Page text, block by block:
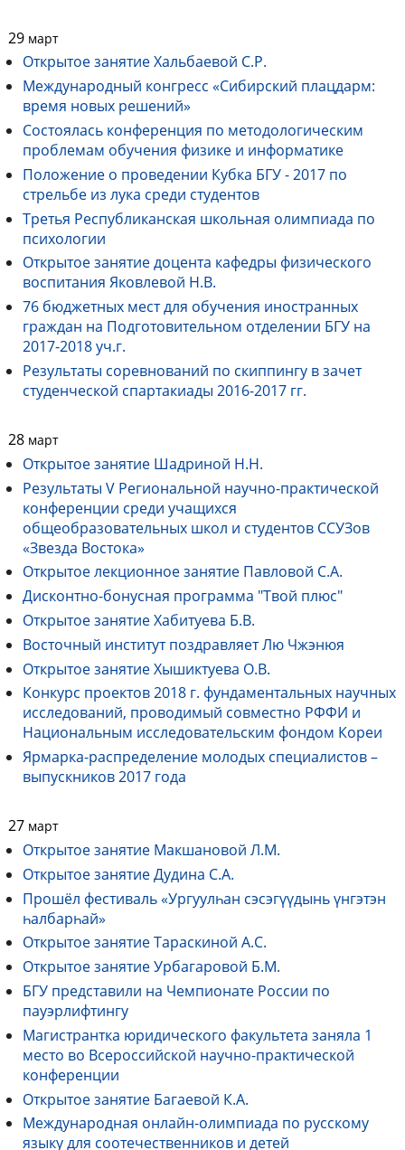
29 март
Открытое занятие Хальбаевой С.Р.
Международный конгресс «Сибирский плацдарм:
время новых решений»
Состоялась конференция по методологическим
проблемам обучения физике и информатике
Положение о проведении Кубка БГУ - 2017 по
стрельбе из лука среди студентов
Третья Республиканская школьная олимпиада по
психологии
Открытое занятие доцента кафедры физического
воспитания Яковлевой Н.В.
76 бюджетных мест для обучения иностранных
граждан на Подготовительном отделении БГУ на
2017-2018 уч.г.
Результаты соревнований по скиппингу в зачет
студенческой спартакиады 2016-2017 гг.
28 март
Открытое занятие Шадриной Н.Н.
Результаты V Региональной научно-практической
конференции среди учащихся
общеобразовательных школ и студентов ССУЗов
«Звезда Востока»
Открытое лекционное занятие Павловой С.А.
Дисконтно-бонусная программа "Твой плюс"
Открытое занятие Хабитуева Б.В.
Восточный институт поздравляет Лю Чжэнюя
Открытое занятие Хышиктуева О.В.
Конкурс проектов 2018 г. фундаментальных научных
исследований, проводимый совместно РФФИ и
Национальным исследовательским фондом Кореи
Ярмарка-распределение молодых специалистов –
выпускников 2017 года
27 март
Открытое занятие Макшановой Л.М.
Открытое занятие Дудина С.А.
Прошёл фестиваль «Ургуулһан сэсэгүүдынь үнгэтэн
һалбарһай»
Открытое занятие Тараскиной А.С.
Открытое занятие Урбагаровой Б.М.
БГУ представили на Чемпионате России по
пауэрлифтингу
Магистрантка юридического факультета заняла 1
место во Всероссийской научно-практической
конференции
Открытое занятие Багаевой К.А.
Международная онлайн-олимпиада по русскому
языку для соотечественников и детей